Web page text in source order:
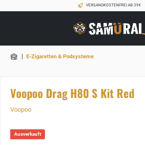
VERSANDKOSTENFREI AB 39€
| E-Zigaretten & Podsysteme
Voopoo Drag H80 S Kit Red
Voopoo
Ausverkauft